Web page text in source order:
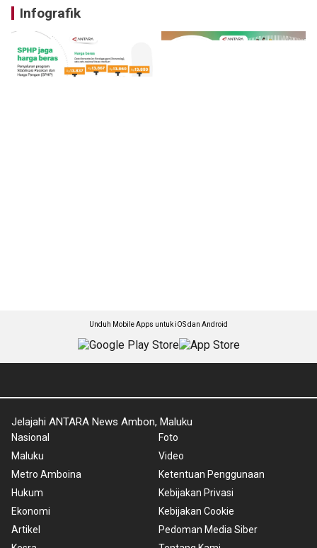
Infografik
Unduh Mobile Apps untuk iOS dan Android
Jelajahi ANTARA News Ambon, Maluku
Nasional
Maluku
Metro Amboina
Hukum
Ekonomi
Artikel
Foto
Video
Ketentuan Penggunaan
Kebijakan Privasi
Kebijakan Cookie
Pedoman Media Siber